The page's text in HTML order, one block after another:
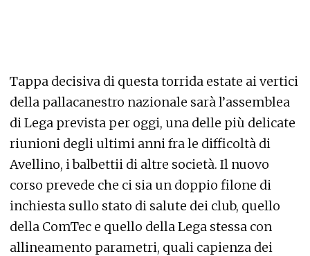
Tappa decisiva di questa torrida estate ai vertici
della pallacanestro nazionale sarà l’assemblea
di Lega prevista per oggi, una delle più delicate
riunioni degli ultimi anni fra le difficoltà di
Avellino, i balbettii di altre società. Il nuovo
corso prevede che ci sia un doppio filone di
inchiesta sullo stato di salute dei club, quello
della ComTec e quello della Lega stessa con
allineamento parametri, quali capienza dei